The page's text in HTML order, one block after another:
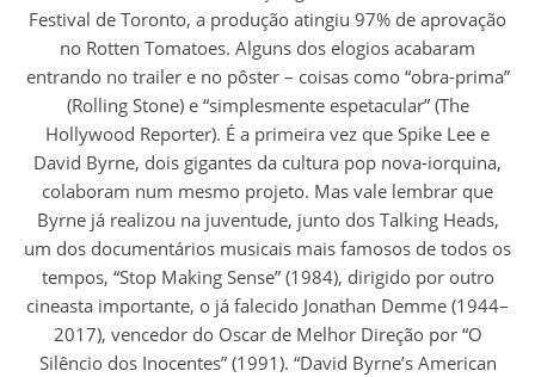
Festival de Toronto, a produção atingiu 97% de aprovação
no Rotten Tomatoes. Alguns dos elogios acabaram
entrando no trailer e no pôster – coisas como “obra-prima”
(Rolling Stone) e “simplesmente espetacular” (The
Hollywood Reporter). É a primeira vez que Spike Lee e
David Byrne, dois gigantes da cultura pop nova-iorquina,
colaboram num mesmo projeto. Mas vale lembrar que
Byrne já realizou na juventude, junto dos Talking Heads,
um dos documentários musicais mais famosos de todos os
tempos, “Stop Making Sense” (1984), dirigido por outro
cineasta importante, o já falecido Jonathan Demme (1944–
2017), vencedor do Oscar de Melhor Direção por “O
Silêncio dos Inocentes” (1991). “David Byrne’s American